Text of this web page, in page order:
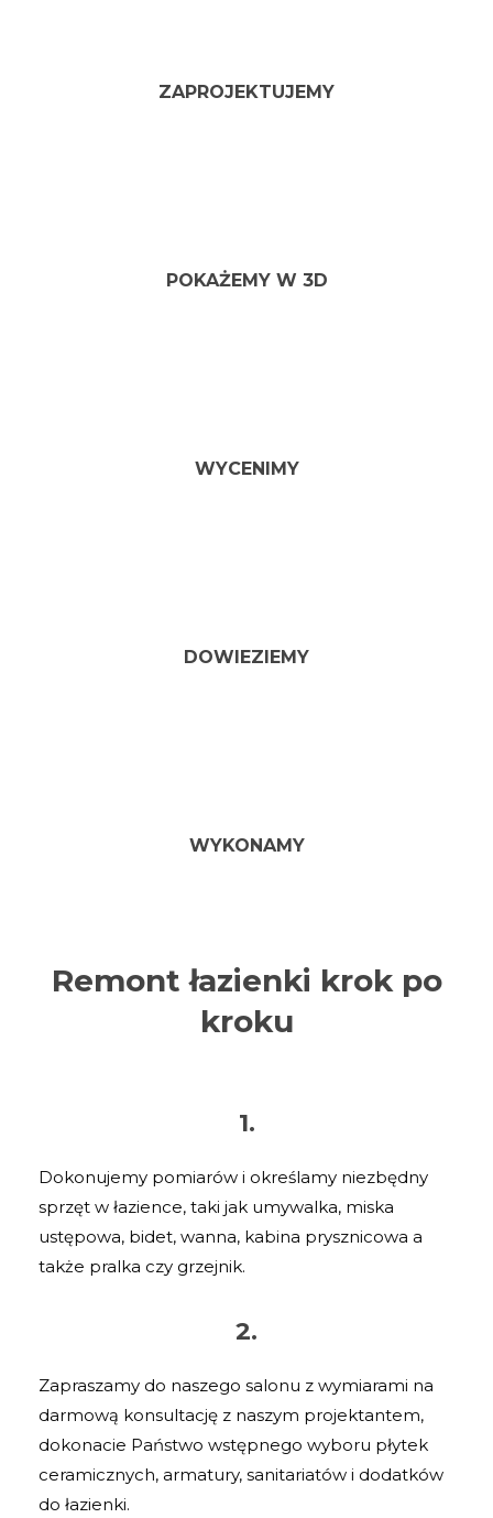
ZAPROJEKTUJEMY
POKAŻEMY W 3D
WYCENIMY
DOWIEZIEMY
WYKONAMY
Remont łazienki krok po
kroku
1.
Dokonujemy pomiarów i określamy niezbędny
sprzęt w łazience, taki jak umywalka, miska
ustępowa, bidet, wanna, kabina prysznicowa a
także pralka czy grzejnik.
2.
Zapraszamy do naszego salonu z wymiarami na
darmową konsultację z naszym projektantem,
dokonacie Państwo wstępnego wyboru płytek
ceramicznych, armatury, sanitariatów i dodatków
do łazienki.